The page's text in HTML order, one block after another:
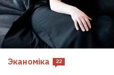
Эканоміка 22